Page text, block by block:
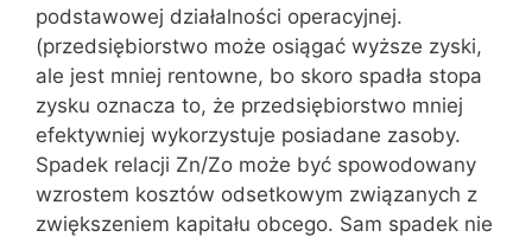
podstawowej działalności operacyjnej.
(przedsiębiorstwo może osiągać wyższe zyski,
ale jest mniej rentowne, bo skoro spadła stopa
zysku oznacza to, że przedsiębiorstwo mniej
efektywniej wykorzystuje posiadane zasoby.
Spadek relacji Zn/Zo może być spowodowany
wzrostem kosztów odsetkowym związanych z
zwiększeniem kapitału obcego. Sam spadek nie